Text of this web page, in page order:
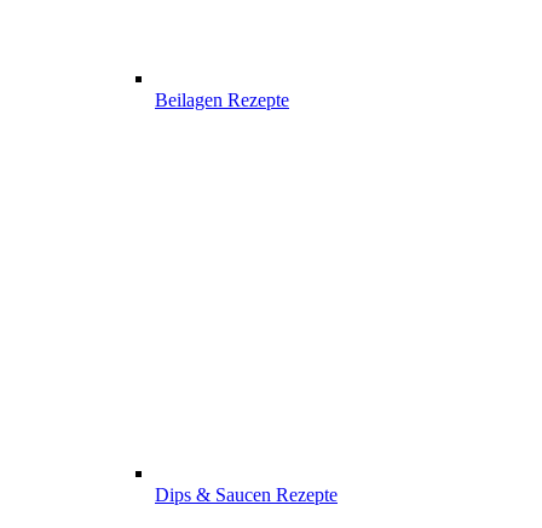
Beilagen Rezepte
Dips & Saucen Rezepte